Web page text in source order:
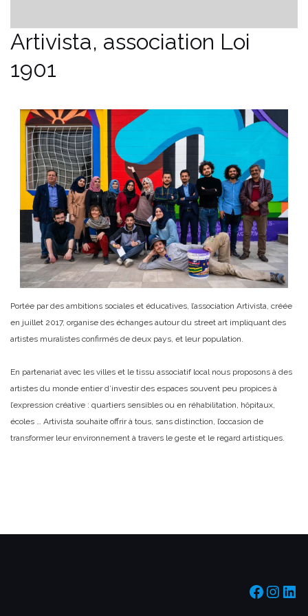
Artivista, association Loi
1901
Portée par des ambitions sociales et éducatives, l’association Artivista, créée
en juillet 2017, organise des échanges autour du street art impliquant des
artistes muralistes confirmés de deux pays, et leur population.
En partenariat avec les villes et le tissu associatif local nous proposons à des
artistes du monde entier d’investir des espaces souvent peu propices à
l’expression créative : quartiers sensibles ou en réhabilitation, hôpitaux,
écoles … Artivista souhaite offrir à tous, sans distinction, l’occasion de
transformer leur environnement à travers le geste et le regard artistiques.